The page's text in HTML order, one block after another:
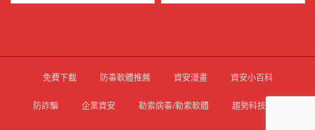
免費下載 防毒軟體推薦 資安漫畫 資安小百科
防詐騙 企業資安 勒索病毒/勒索軟體 趨勢科技官網